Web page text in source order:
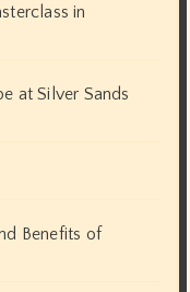
in
at Silver Sands
Benefits of